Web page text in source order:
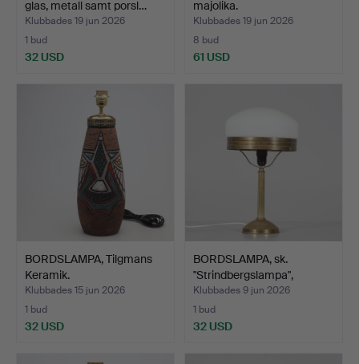
glas, metall samt porsl…
Klubbades 19 jun 2026
1 bud
32 USD
majolika.
Klubbades 19 jun 2026
8 bud
61 USD
BORDSLAMPA, Tilgmans
Keramik.
Klubbades 15 jun 2026
1 bud
32 USD
BORDSLAMPA, sk.
"Strindbergslampa",
metall…
Klubbades 9 jun 2026
1 bud
32 USD